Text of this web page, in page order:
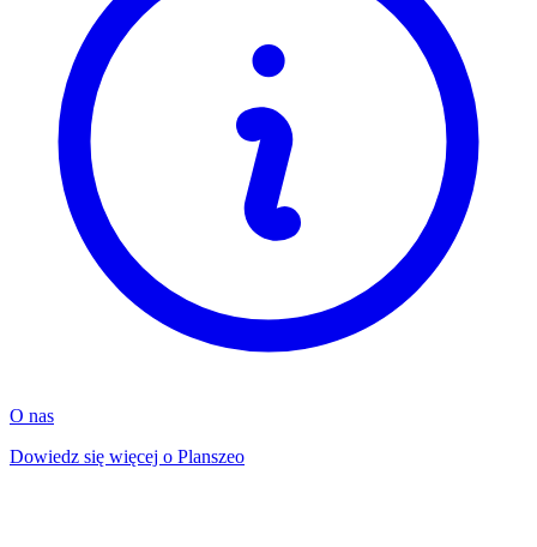
O nas
Dowiedz się więcej o Planszeo